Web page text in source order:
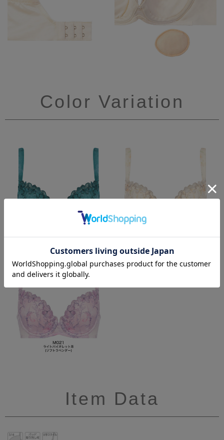
Color Variation
Item Data